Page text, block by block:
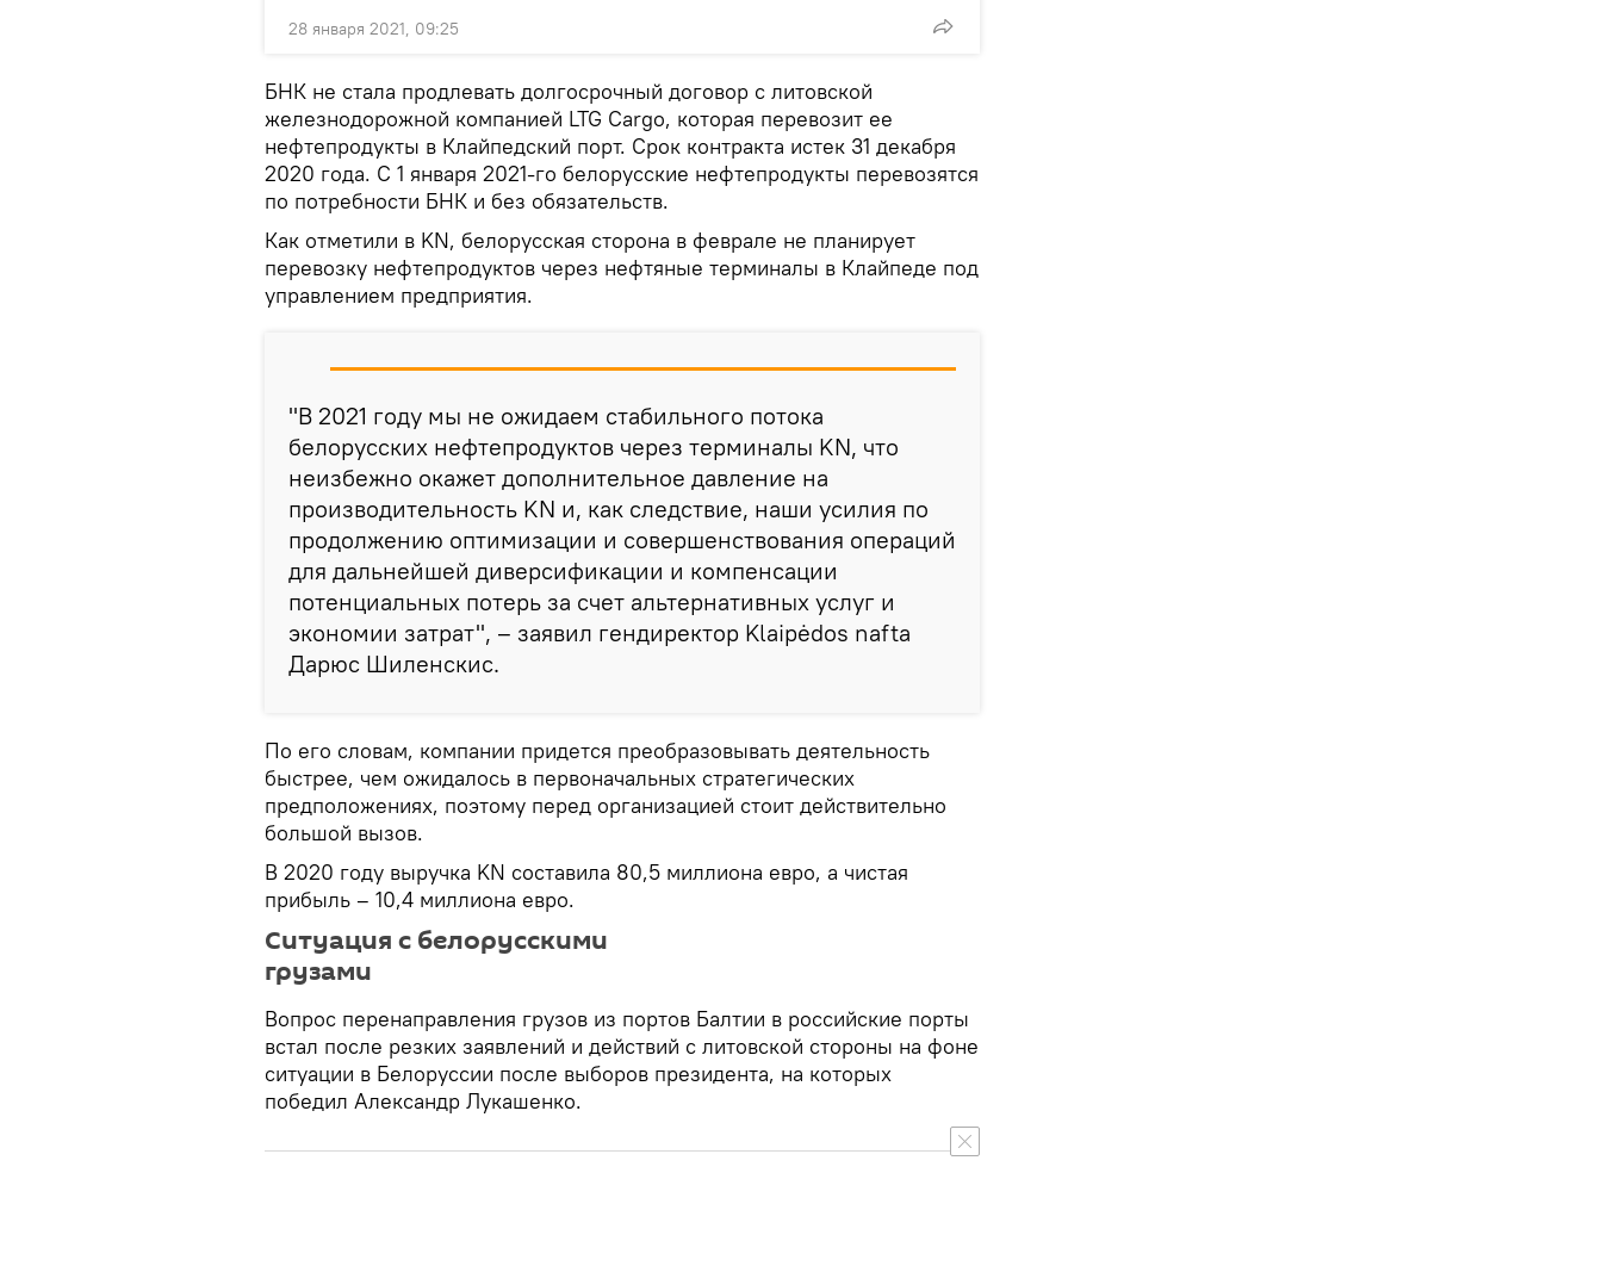
28 января 2021, 09:25
БНК не стала продлевать долгосрочный договор с литовской
железнодорожной компанией LTG Cargo, которая перевозит ее
нефтепродукты в Клайпедский порт. Срок контракта истек 31 декабря
2020 года. С 1 января 2021-го белорусские нефтепродукты перевозятся
по потребности БНК и без обязательств.
Как отметили в KN, белорусская сторона в феврале не планирует
перевозку нефтепродуктов через нефтяные терминалы в Клайпеде под
управлением предприятия.
"В 2021 году мы не ожидаем стабильного потока
белорусских нефтепродуктов через терминалы KN, что
неизбежно окажет дополнительное давление на
производительность KN и, как следствие, наши усилия по
продолжению оптимизации и совершенствования операций
для дальнейшей диверсификации и компенсации
потенциальных потерь за счет альтернативных услуг и
экономии затрат", – заявил гендиректор Klaipėdos nafta
Дарюс Шиленскис.
По его словам, компании придется преобразовывать деятельность
быстрее, чем ожидалось в первоначальных стратегических
предположениях, поэтому перед организацией стоит действительно
большой вызов.
В 2020 году выручка KN составила 80,5 миллиона евро, а чистая
прибыль – 10,4 миллиона евро.
Ситуация с белорусскими
грузами
Вопрос перенаправления грузов из портов Балтии в российские порты
встал после резких заявлений и действий с литовской стороны на фоне
ситуации в Белоруссии после выборов президента, на которых
победил Александр Лукашенко.